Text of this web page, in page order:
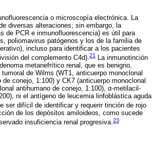
o microscopía electrónica. La
diversas alteraciones; sin embargo, la
de PCR e inmunofluorescencia) es útil para
poliomavirus patógenos y los de la familia de
incluso para identificar a los pacientes
del complemento C4d). 21
La inmunotinción
metanefrítico renal, que es benigno,
de Wilms (WT1, anticuerpo monoclonal
conejo, 1:100) y CK7 (anticuerpo monoclonal
antihumano de conejo, 1:100), α-metilacil-
ni el antígeno de leucemia linfoblástica aguda
ser difícil de identificar y requerir tinción de rojo
de los depósitos amiloideos, como sucede
insuficiencia renal progresiva.23